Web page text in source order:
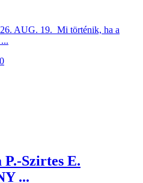
AUG. 19. Mi történik, ha a
Szirtes E.
...